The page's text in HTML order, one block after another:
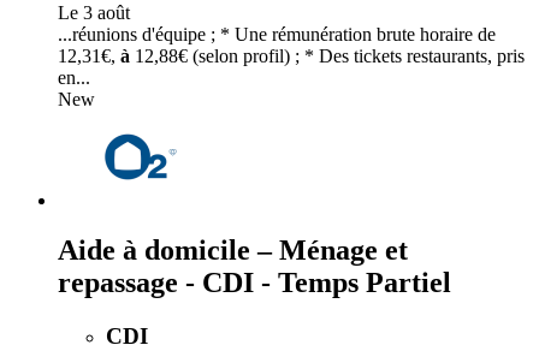
Le 3 août
...réunions d'équipe ; * Une rémunération brute horaire de
12,31€, à 12,88€ (selon profil) ; * Des tickets restaurants, pris
en...
New
Aide à domicile – Ménage et
repassage - CDI - Temps Partiel
CDI